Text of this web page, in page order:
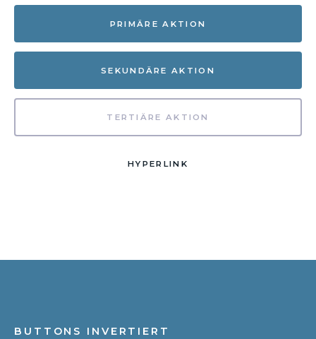
PRIMÄRE AKTION
SEKUNDÄRE AKTION
TERTIÄRE AKTION
HYPERLINK
BUTTONS INVERTIERT